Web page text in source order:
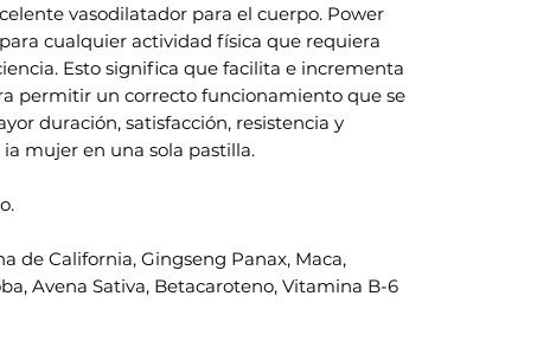
vasodilatador para el cuerpo. Power
cualquier actividad física que requiera
Esto significa que facilita e incrementa
permitir un correcto funcionamiento que se
duración, satisfacción, resistencia y
mujer en una sola pastilla.
de California, Gingseng Panax, Maca,
Avena Sativa, Betacaroteno, Vitamina B-6